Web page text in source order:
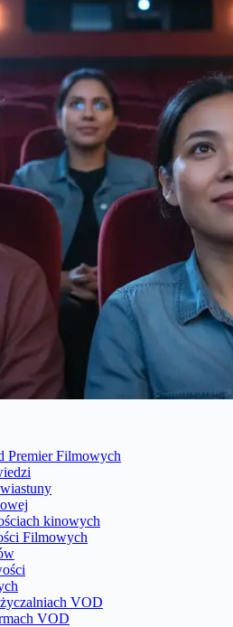
Premier Filmowych
kinowych
Filmowych
VOD
VOD